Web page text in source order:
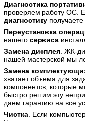
Диагностика
проверяем работу ОС.
диагностику
Переустановка
нашего сервиса
Замена дисплея . ЖК-
нашей мастерской мы
Замена
хватает объема для
компонентов, которые
быстро решим эту
даем гарантию на все
Чистка . Если